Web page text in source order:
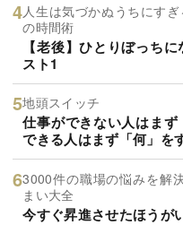
人生は気づかぬうちにす
の時間術
【老後】ひとりぼっち
スト1
地頭スイッチ
仕事ができない人はま
できる人はまず「何」を
3000件の職場の悩みを解
まい大全
今すぐ昇進させたほうが